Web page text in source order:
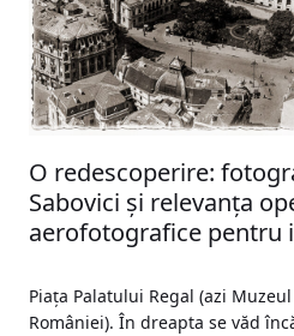
O redescoperire:
Sabovici și relevanța
aerofotografice pentru
Piața Palatului Regal (azi
României). În dreapta se văd